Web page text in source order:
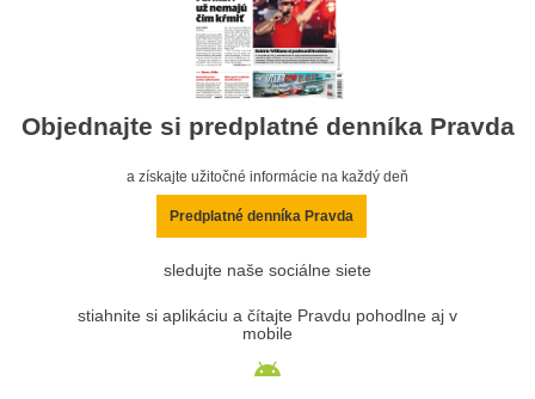
Objednajte si predplatné denníka Pravda
a získajte užitočné informácie na každý deň
Predplatné denníka Pravda
sledujte naše sociálne siete
stiahnite si aplikáciu a čítajte Pravdu pohodlne aj v
mobile